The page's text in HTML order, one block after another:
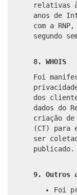
relativas
anos de
com a
segundo
8. WHOIS
Foi
dos
dados do
criação de
(CT) para
ser
publicado.
9. Outros
Foi